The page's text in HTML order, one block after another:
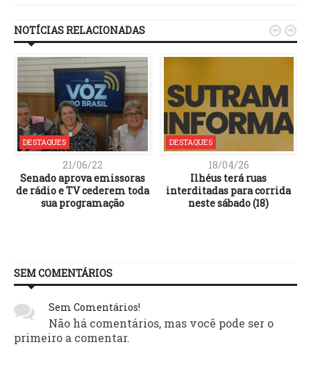
NOTÍCIAS RELACIONADAS
DESTAQUES
21/06/22
Senado aprova emissoras
de rádio e TV cederem toda
sua programação
DESTAQUES
18/04/26
Ilhéus terá ruas
interditadas para corrida
neste sábado (18)
 
SEM COMENTÁRIOS
Sem Comentários!
Não há comentários, mas você pode ser o
primeiro a comentar.